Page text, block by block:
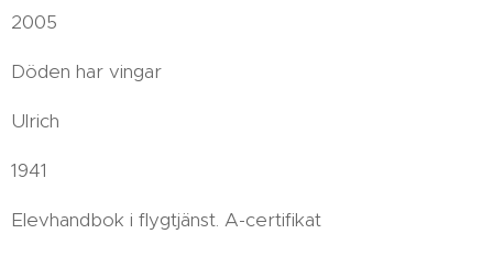
2005
Döden har vingar
Ulrich
1941
Elevhandbok i flygtjänst. A-certifikat